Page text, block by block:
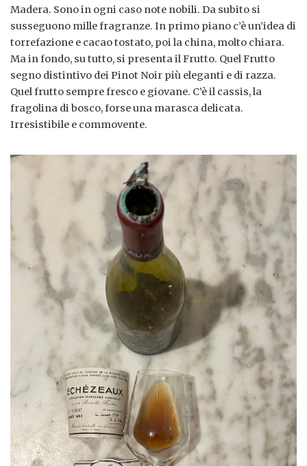
Madera. Sono in ogni caso note nobili. Da subito si
susseguono mille fragranze. In primo piano c’è un’idea di
torrefazione e cacao tostato, poi la china, molto chiara.
Ma in fondo, su tutto, si presenta il Frutto. Quel Frutto
segno distintivo dei Pinot Noir più eleganti e di razza.
Quel frutto sempre fresco e giovane. C’è il cassis, la
fragolina di bosco, forse una marasca delicata.
Irresistibile e commovente.